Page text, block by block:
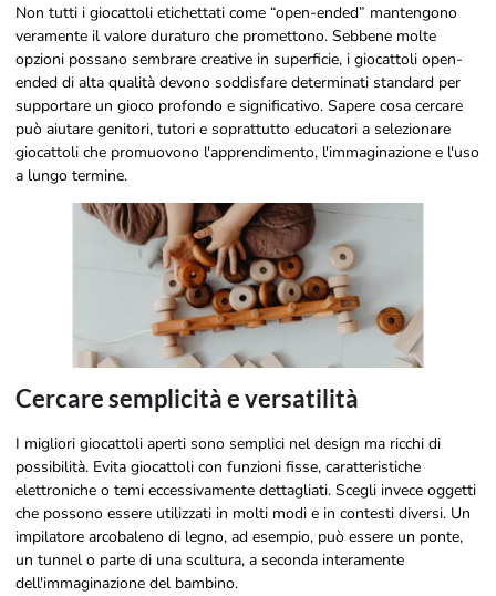
Non tutti i giocattoli etichettati come “open-ended” mantengono
veramente il valore duraturo che promettono. Sebbene molte
opzioni possano sembrare creative in superficie, i giocattoli open-
ended di alta qualità devono soddisfare determinati standard per
supportare un gioco profondo e significativo. Sapere cosa cercare
può aiutare genitori, tutori e soprattutto educatori a selezionare
giocattoli che promuovono l'apprendimento, l'immaginazione e l'uso
a lungo termine.
Cercare semplicità e versatilità
I migliori giocattoli aperti sono semplici nel design ma ricchi di
possibilità. Evita giocattoli con funzioni fisse, caratteristiche
elettroniche o temi eccessivamente dettagliati. Scegli invece oggetti
che possono essere utilizzati in molti modi e in contesti diversi. Un
impilatore arcobaleno di legno, ad esempio, può essere un ponte,
un tunnel o parte di una scultura, a seconda interamente
dell'immaginazione del bambino.